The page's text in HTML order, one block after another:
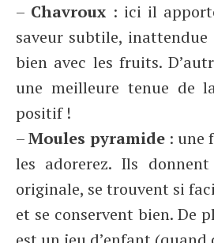
– Chavroux : ici il
saveur subtile,
bien avec les fruits.
une meilleure tenue de
positif !
–Moules pyramide: une
les adorerez. Ils
originale, se trouvent si
et se conservent bien. De